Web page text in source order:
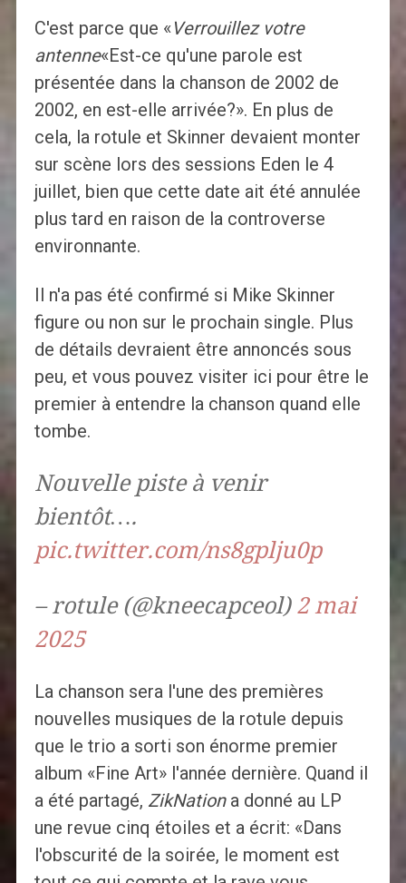
C'est parce que «Verrouillez votre
antenne«Est-ce qu'une parole est
présentée dans la chanson de 2002 de
2002, en est-elle arrivée?». En plus de
cela, la rotule et Skinner devaient monter
sur scène lors des sessions Eden le 4
juillet, bien que cette date ait été annulée
plus tard en raison de la controverse
environnante.
Il n'a pas été confirmé si Mike Skinner
figure ou non sur le prochain single. Plus
de détails devraient être annoncés sous
peu, et vous pouvez visiter ici pour être le
premier à entendre la chanson quand elle
tombe.
Nouvelle piste à venir
bientôt….
pic.twitter.com/ns8gplju0p
– rotule (@kneecapceol) 2 mai
2025
La chanson sera l'une des premières
nouvelles musiques de la rotule depuis
que le trio a sorti son énorme premier
album «Fine Art» l'année dernière. Quand il
a été partagé, ZikNationa donné au LP
une revue cinq étoiles et a écrit: «Dans
l'obscurité de la soirée, le moment est